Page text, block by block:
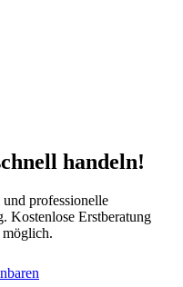
handeln!
professionelle
. Kostenlose Erstberatung
möglich.